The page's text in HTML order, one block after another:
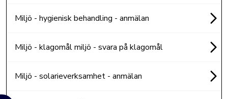
Miljö - hygienisk behandling - anmälan
Miljö - klagomål miljö - svara på klagomål
Miljö - solarieverksamhet - anmälan